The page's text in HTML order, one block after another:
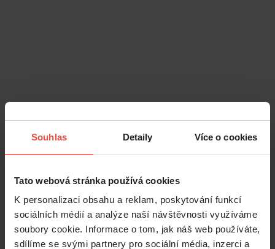
Souhlas Detaily Více o cookies
Tato webová stránka používá cookies
K personalizaci obsahu a reklam, poskytování funkcí
sociálních médií a analýze naší návštěvnosti využíváme
soubory cookie. Informace o tom, jak náš web používáte,
sdílíme se svými partnery pro sociální média, inzerci a